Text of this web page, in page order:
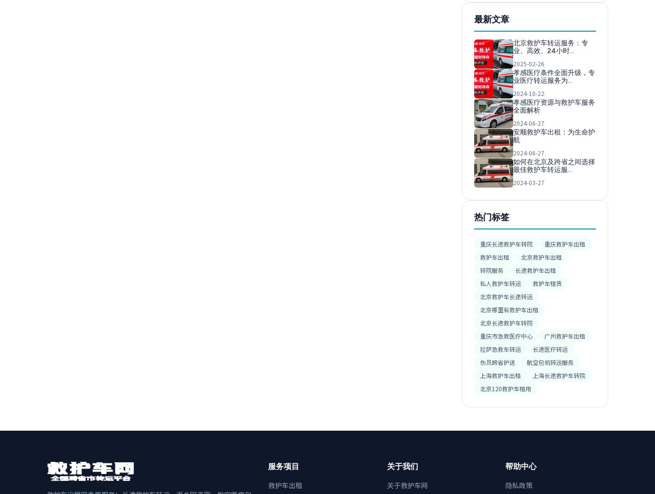
最新文章
北京救护车转运服务：专
业、高效、24小时…
2025-02-26
孝感医疗条件全面升级，专
业医疗转运服务为…
2024-10-22
孝感医疗资源与救护车服务
全面解析
2024-06-27
安顺救护车出租：为生命护
航
2024-06-27
如何在北京及跨省之间选择
最佳救护车转运服…
2024-03-27
热门标签
重庆长途救护车转院
重庆救护车出租
救护车出租
北京救护车出租
转院服务
长途救护车出租
私人救护车转运
救护车租赁
北京救护车长途转运
北京哪里有救护车出租
北京长途救护车转院
重庆市急救医疗中心
广州救护车出租
拉萨急救车转运
长途医疗转运
伤员跨省护送
航空包机转运服务
上海救护车出租
上海长途救护车转院
北京120救护车租用
服务项目
救护车出租
关于我们
关于救护车网
帮助中心
隐私政策